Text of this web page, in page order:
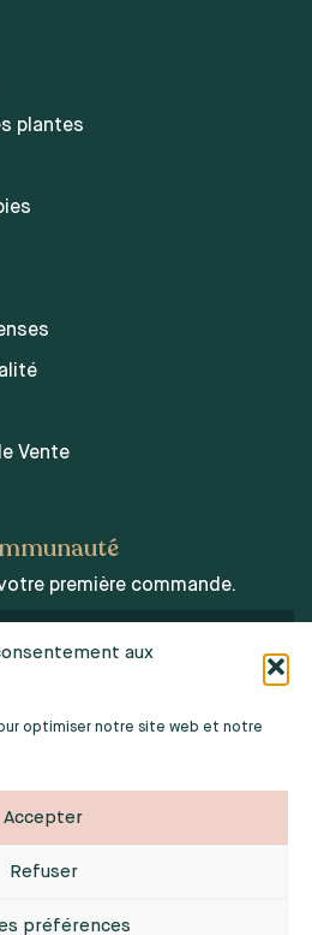
aux
optimiser notre site web et notre
Accepter
Refuser
préférences
plantes
Vente
première commande.